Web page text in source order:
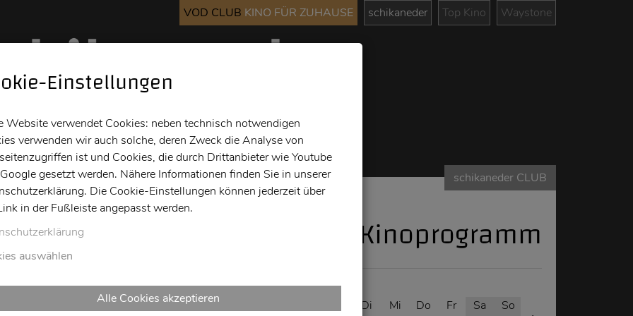
VOD CLUB KINO FÜR ZUHAUSE schikaneder Top Kino Waystone
Kino Bar Info
schikaneder CLUB
Kinoprogramm
So
Mo
Di
Mi
Do
Di
Mi
Do
Fr
Sa
So
Einstellungen
Website verwendet Cookies: neben technisch notwendigen
verwenden wir auch solche, deren Zweck die Analyse von
ist und Cookies, die durch Drittanbieter wie Youtube
gesetzt werden. Nähere Informationen finden Sie in unserer
Die Cookie-Einstellungen können jederzeit über
in der Fußleiste angepasst werden.
auswählen
Alle Cookies akzeptieren